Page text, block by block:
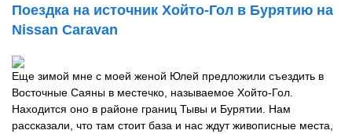
Поездка на источник Хойто-Гол в Бурятию на
Nissan Caravan
Еще зимой мне с моей женой Юлей предложили съездить в
Восточные Саяны в местечко, называемое Хойто-Гол.
Находится оно в районе границ Тывы и Бурятии. Нам
рассказали, что там стоит база и нас ждут живописные места,